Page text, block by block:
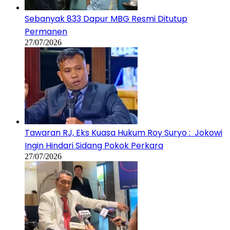
Sebanyak 833 Dapur MBG Resmi Ditutup
Permanen
27/07/2026
Tawaran RJ, Eks Kuasa Hukum Roy Suryo : Jokowi
Ingin Hindari Sidang Pokok Perkara
27/07/2026